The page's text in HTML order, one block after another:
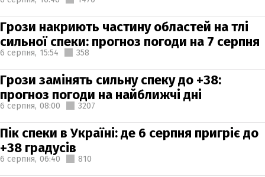
Грози накриють частину областей на тлі
сильної спеки: прогноз погоди на 7 серпня
6 серпня, 15:54 358
Грози замінять сильну спеку до +38:
прогноз погоди на найближчі дні
6 серпня, 08:00 3207
Пік спеки в Україні: де 6 серпня пригріє до
+38 градусів
6 серпня, 06:40 810